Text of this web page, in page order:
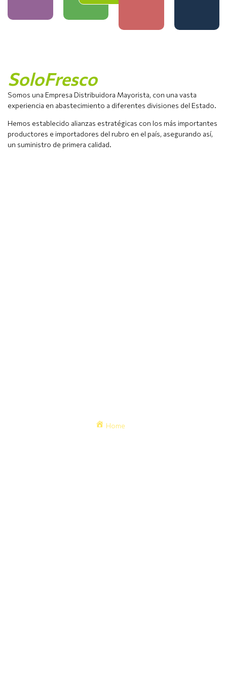
SoloFresco
Somos una Empresa Distribuidora Mayorista, con una vasta
experiencia en abastecimiento a diferentes divisiones del Estado.
Hemos establecido alianzas estratégicas con los más importantes
productores e importadores del rubro en el país, asegurando así,
un suministro de primera calidad.
Home